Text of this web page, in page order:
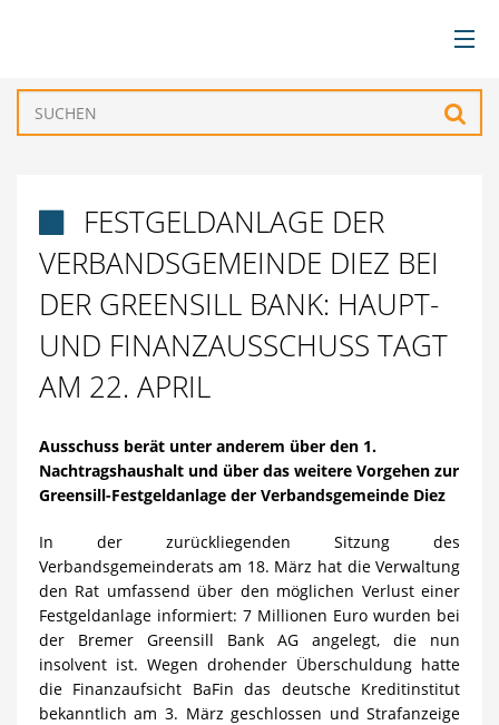
BÜRGERSERVICE
GEMEINDEN
TOURISMUS & FREIZEIT
WIRTSCHAFT
FESTGELDANLAGE DER
VERBANDSGEMEINDE DIEZ BEI
DER GREENSILL BANK: HAUPT-
UND FINANZAUSSCHUSS TAGT
AM 22. APRIL
Ausschuss berät unter anderem über den 1.
Nachtragshaushalt und über das weitere Vorgehen zur
Greensill-Festgeldanlage der Verbandsgemeinde Diez
In der zurückliegenden Sitzung des
Verbandsgemeinderats am 18. März hat die Verwaltung
den Rat umfassend über den möglichen Verlust einer
Festgeldanlage informiert: 7 Millionen Euro wurden bei
der Bremer Greensill Bank AG angelegt, die nun
insolvent ist. Wegen drohender Überschuldung hatte
die Finanzaufsicht BaFin das deutsche Kreditinstitut
bekanntlich am 3. März geschlossen und Strafanzeige